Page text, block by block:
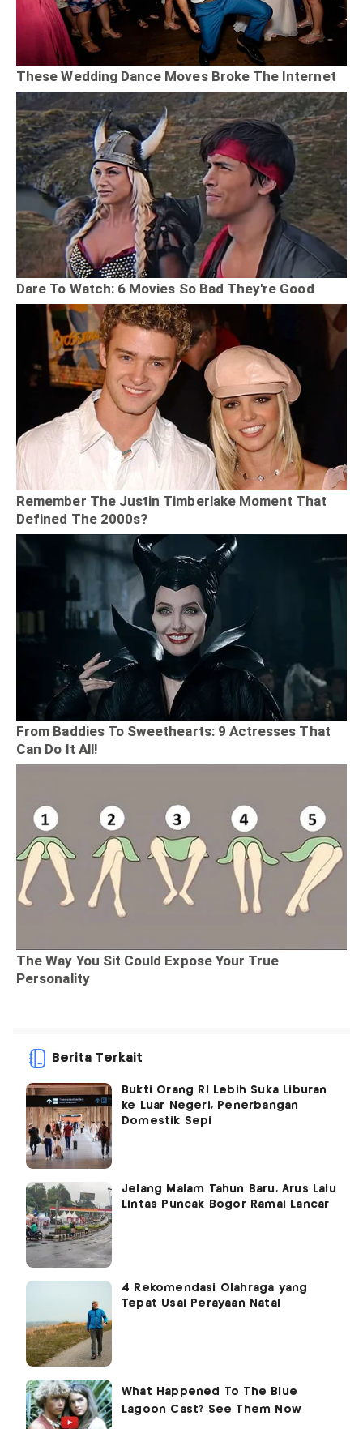
Berita Terkait
Bukti Orang RI Lebih Suka Liburan
ke Luar Negeri, Penerbangan
Domestik Sepi
Jelang Malam Tahun Baru, Arus Lalu
Lintas Puncak Bogor Ramai Lancar
4 Rekomendasi Olahraga yang
Tepat Usai Perayaan Natal